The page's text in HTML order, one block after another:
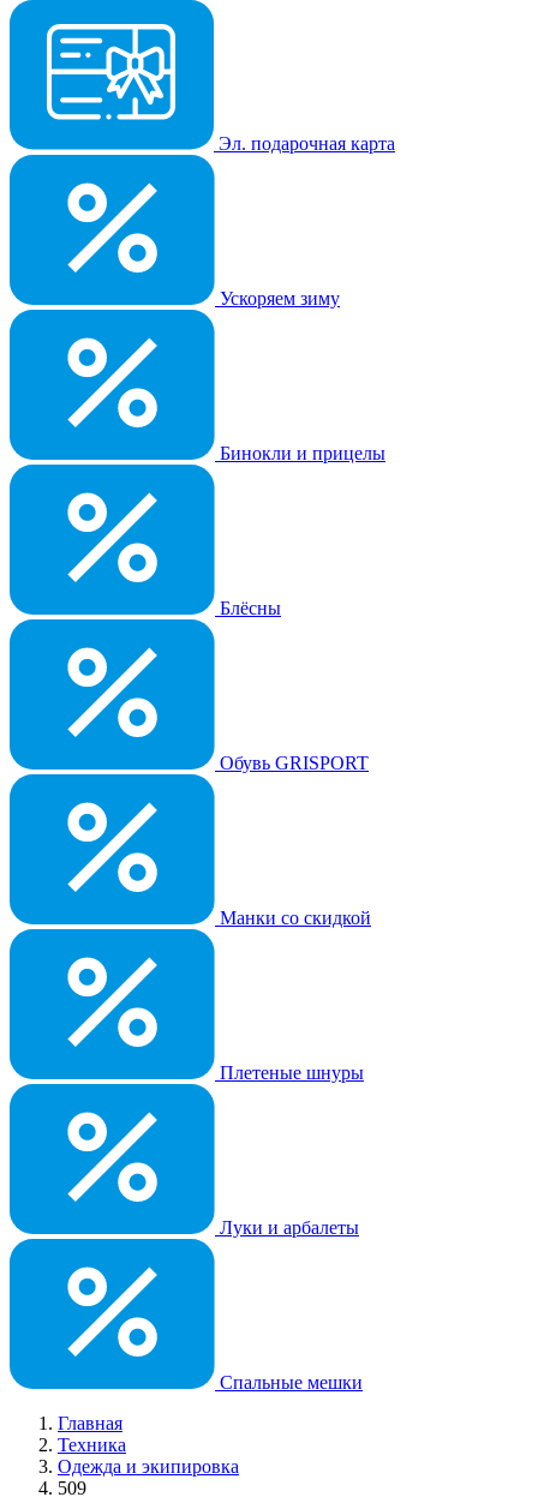
Эл. подарочная карта
Ускоряем зиму
Бинокли и прицелы
Блёсны
Обувь GRISPORT
Манки со скидкой
Плетеные шнуры
Луки и арбалеты
Спальные мешки
Главная
Техника
Одежда и экипировка
509